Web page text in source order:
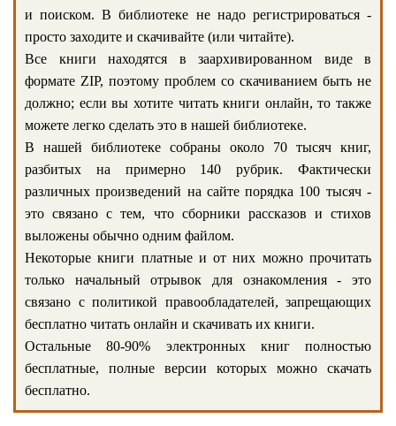
и поиском. В библиотеке не надо регистрироваться -
просто заходите и скачивайте (или читайте).
Все книги находятся в заархивированном виде в
формате ZIP, поэтому проблем со скачиванием быть не
должно; если вы хотите читать книги онлайн, то также
можете легко сделать это в нашей библиотеке.
В нашей библиотеке собраны около 70 тысяч книг,
разбитых на примерно 140 рубрик. Фактически
различных произведений на сайте порядка 100 тысяч -
это связано с тем, что сборники рассказов и стихов
выложены обычно одним файлом.
Некоторые книги платные и от них можно прочитать
только начальный отрывок для ознакомления - это
связано с политикой правообладателей, запрещающих
бесплатно читать онлайн и скачивать их книги.
Остальные 80-90% электронных книг полностью
бесплатные, полные версии которых можно скачать
бесплатно.